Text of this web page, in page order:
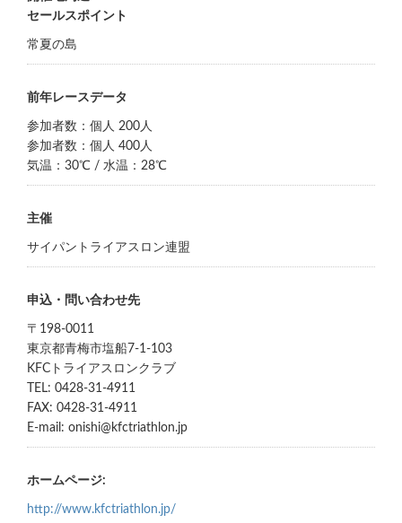
セールスポイント
常夏の島
前年レースデータ
参加者数：個人 200人
参加者数：個人 400人
気温：30℃ / 水温：28℃
主催
サイパントライアスロン連盟
申込・問い合わせ先
〒198-0011
東京都青梅市塩船7-1-103
KFCトライアスロンクラブ
TEL: 0428-31-4911
FAX: 0428-31-4911
E-mail: onishi@kfctriathlon.jp
ホームページ:
http://www.kfctriathlon.jp/